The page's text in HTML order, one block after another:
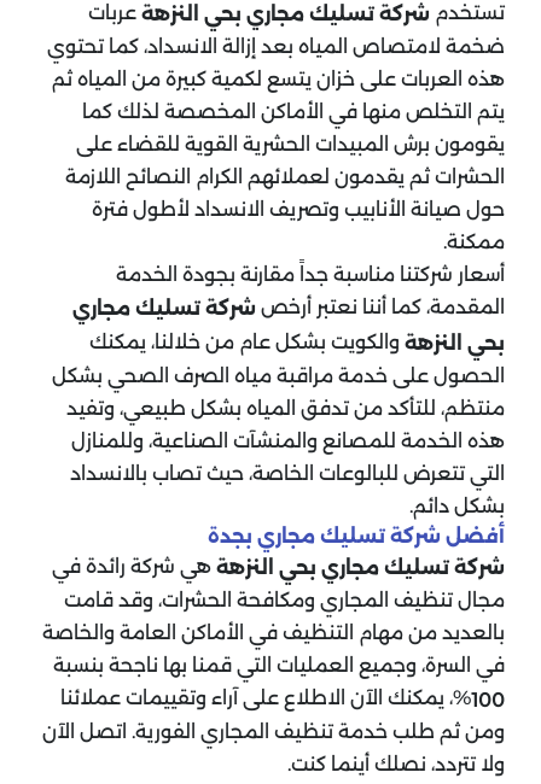
تستخدم شركة تسليك مجاري بحي النزهة عربات
ضخمة لامتصاص المياه بعد إزالة الانسداد، كما تحتوي
هذه العربات على خزان يتسع لكمية كبيرة من المياه ثم
يتم التخلص منها في الأماكن المخصصة لذلك كما
يقومون برش المبيدات الحشرية القوية للقضاء على
الحشرات ثم يقدمون لعملائهم الكرام النصائح اللازمة
حول صيانة الأنابيب وتصريف الانسداد لأطول فترة
ممكنة.
أسعار شركتنا مناسبة جداً مقارنة بجودة الخدمة
المقدمة، كما أننا نعتبر أرخص شركة تسليك مجاري
بحي النزهة والكويت بشكل عام من خلالنا، يمكنك
الحصول على خدمة مراقبة مياه الصرف الصحي بشكل
منتظم، للتأكد من تدفق المياه بشكل طبيعي، وتفيد
هذه الخدمة للمصانع والمنشآت الصناعية، وللمنازل
التي تتعرض للبالوعات الخاصة، حيث تصاب بالانسداد
بشكل دائم.
أفضل شركة تسليك مجاري بجدة
شركة تسليك مجاري بحي النزهة هي شركة رائدة في
مجال تنظيف المجاري ومكافحة الحشرات، وقد قامت
بالعديد من مهام التنظيف في الأماكن العامة والخاصة
في السرة، وجميع العمليات التي قمنا بها ناجحة بنسبة
100%، يمكنك الآن الاطلاع على آراء وتقييمات عملائنا
ومن ثم طلب خدمة تنظيف المجاري الفورية. اتصل الآن
ولا تتردد، نصلك أينما كنت.